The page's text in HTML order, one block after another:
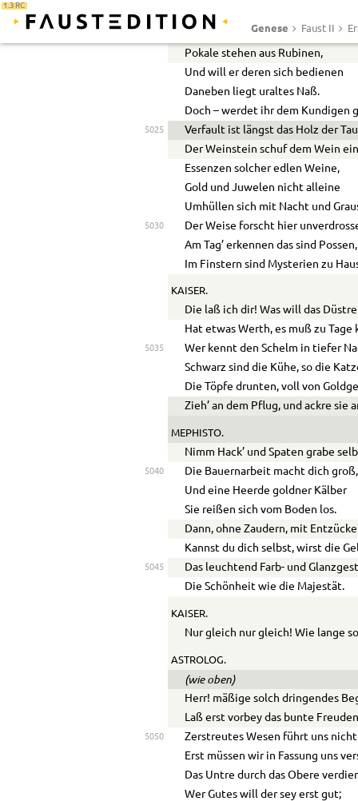
1.3 RC
Genese Faust II
Von goldnen Humpen, Schüsseln,
Sieht er sich Reihen aufgestellt.
Pokale stehen aus Rubinen,
Und will er deren sich bedienen
Daneben liegt uraltes Naß.
Doch – werdet ihr dem Kundigen
5025
Verfault ist längst das Holz der
Der Weinstein schuf dem Wein
Essenzen solcher edlen Weine,
Gold und Juwelen nicht alleine
Umhüllen sich mit Nacht und
5030
Der Weise forscht hier
Am Tag’ erkennen das sind Possen,
Im Finstern sind Mysterien zu
KAISER.
Die laß ich dir! Was will das
Hat etwas Werth, es muß zu Tage
5035
Wer kennt den Schelm in tiefer
Schwarz sind die Kühe, so die
Die Töpfe drunten, voll von
Zieh’ an dem Pflug, und ackre sie
MEPHISTO.
Nimm Hack’ und Spaten grabe
5040
Die Bauernarbeit macht dich groß,
Und eine Heerde goldner Kälber
Sie reißen sich vom Boden los.
Dann, ohne Zaudern, mit
Kannst du dich selbst, wirst die
5045
Das leuchtend Farb- und
Die Schönheit wie die Majestät.
KAISER.
Nur gleich nur gleich! Wie lange
ASTROLOG.
(wie oben)
Herr! mäßige solch dringendes
Laß erst vorbey das bunte
5050
Zerstreutes Wesen führt uns
Erst müssen wir in Fassung uns
Das Untre durch das Obere
Wer Gutes will der sey erst gut;